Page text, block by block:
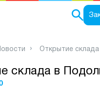
Открытие
склада в